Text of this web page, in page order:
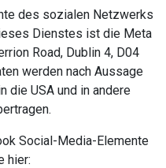
des sozialen Netzwerks
Dienstes ist die Meta
Road, Dublin 4, D04
werden nach Aussage
die USA und in andere
Social-Media-Elemente
hier: